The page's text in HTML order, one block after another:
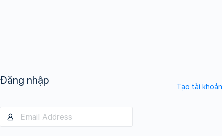
Đăng nhập
Tạo tài khoản